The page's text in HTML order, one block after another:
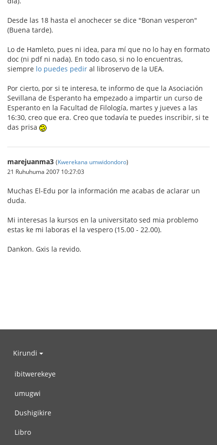
Desde las 18 hasta el anochecer se dice "Bonan vesperon"
(Buena tarde).
Lo de Hamleto, pues ni idea, para mí que no lo hay en formato
doc (ni pdf ni nada). En todo caso, si no lo encuentras,
siempre lo puedes pedir al libroservo de la UEA.
Por cierto, por si te interesa, te informo de que la Asociación
Sevillana de Esperanto ha empezado a impartir un curso de
Esperanto en la Facultad de Filología, martes y jueves a las
16:30, creo que era. Creo que todavía te puedes inscribir, si te
das prisa
marejuanma3 (Kwerekana umwidondoro)
21 Ruhuhuma 2007 10:27:03
Muchas El-Edu por la información me acabas de aclarar un
duda.
Mi interesas la kursos en la universitato sed mia problemo
estas ke mi laboras el la vespero (15.00 - 22.00).
Dankon. Gxis la revido.
Kirundi
ibitwerekeye
umugwi
Dushigikire
Libro